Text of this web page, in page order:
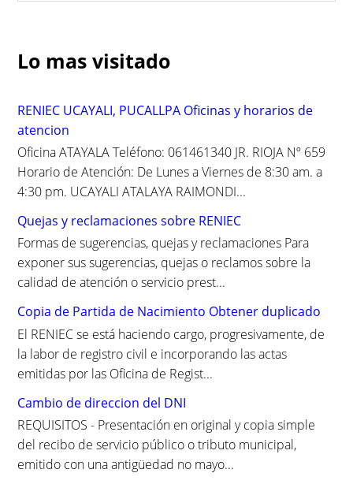
c
h
o
r
:
Lo mas visitado
RENIEC UCAYALI, PUCALLPA Oficinas y horarios de
atencion
Oficina ATAYALA Teléfono: 061461340 JR. RIOJA Nº 659
Horario de Atención: De Lunes a Viernes de 8:30 am. a
4:30 pm. UCAYALI ATALAYA RAIMONDI...
Quejas y reclamaciones sobre RENIEC
Formas de sugerencias, quejas y reclamaciones Para
exponer sus sugerencias, quejas o reclamos sobre la
calidad de atención o servicio prest...
Copia de Partida de Nacimiento Obtener duplicado
El RENIEC se está haciendo cargo, progresivamente, de
la labor de registro civil e incorporando las actas
emitidas por las Oficina de Regist...
Cambio de direccion del DNI
REQUISITOS - Presentación en original y copia simple
del recibo de servicio público o tributo municipal,
emitido con una antigüedad no mayo...